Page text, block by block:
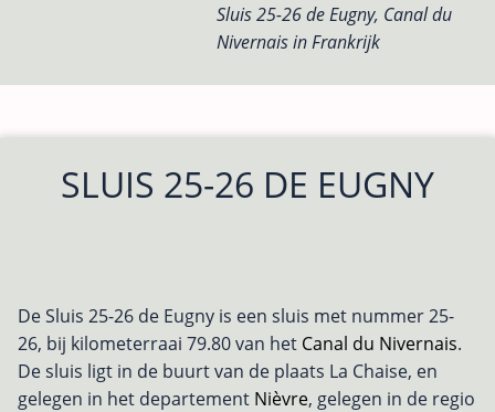
Sluis 25-26 de Eugny, Canal du
Nivernais in Frankrijk
SLUIS 25-26 DE EUGNY
De Sluis 25-26 de Eugny is een sluis met nummer 25-
26, bij kilometerraai 79.80 van het Canal du Nivernais.
De sluis ligt in de buurt van de plaats La Chaise, en
gelegen in het departement Nièvre, gelegen in de regio